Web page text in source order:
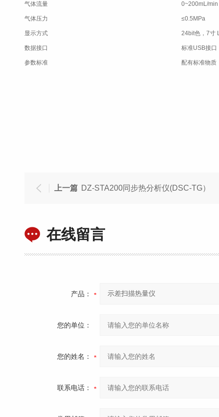
气体流量 0~200mL/min
气体压力 ≤0.5MPa
显示方式 24bit色，7寸
数据接口 标准USB接口
参数标准 配有标准物质
上一篇 DZ-STA200同步热分析仪(DSC-TG）
在线留言
产品：
您的单位：
您的姓名：
联系电话：